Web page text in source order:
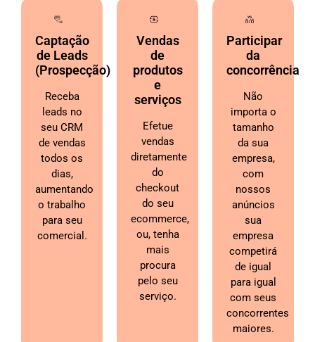
Captação
de Leads
(Prospecção)
Receba
leads no
seu CRM
de vendas
todos os
dias,
aumentando
o trabalho
para seu
comercial.
Vendas
de
produtos
e
serviços
Efetue
vendas
diretamente
do
checkout
do seu
ecommerce,
ou, tenha
mais
procura
pelo seu
serviço.
Participar
da
concorrência
Não
importa o
tamanho
da sua
empresa,
com
nossos
anúncios
sua
empresa
competirá
de igual
para igual
com seus
concorrentes
maiores.